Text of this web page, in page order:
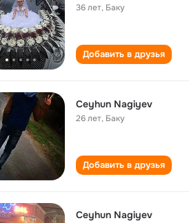
36 лет, Баку
Добавить в друзья
Ceyhun Nagiyev
26 лет, Баку
Добавить в друзья
Ceyhun Nagiyev